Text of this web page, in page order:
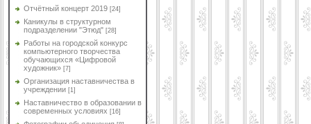
Отчётный концерт 2019 [24]
Каникулы в структурном
подразделении "Этюд" [28]
Работы на городской конкурс
компьютерного творчества
обучающихся «Цифровой
художник» [7]
Организация наставничества в
учреждении [1]
Наставничество в образовании в
современных условиях [16]